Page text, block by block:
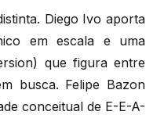
Diego Ivo aporta
em escala e uma
que figura entre
busca. Felipe Bazon
conceitual de E-E-A-